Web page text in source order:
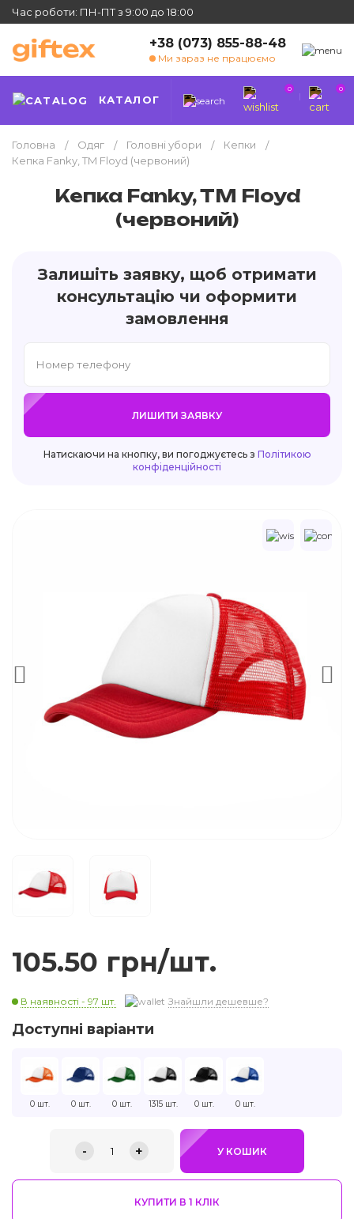
Час роботи: ПН-ПТ з 9:00 до 18:00
+38 (073) 855-88-48
Ми зараз не працюємо
КАТАЛОГ
0 0
Головна Одяг Головні убори
Кепки
Кепка Fanky, TM Floyd (червоний)
Кепка Fanky, TM Floyd
(червоний)
Залишіть заявку, щоб отримати
консультацію чи оформити
замовлення
ЛИШИТИ ЗАЯВКУ
Натискаючи на кнопку, ви погоджуєтесь з Політикою
конфіденційності
105.50 грн/шт.
В наявності - 97 шт. Знайшли дешевше?
Доступні варіанти
0 шт. 0 шт. 0 шт. 1315 шт. 0 шт. 0 шт.
- 1 + У КОШИК
КУПИТИ В 1 КЛIК